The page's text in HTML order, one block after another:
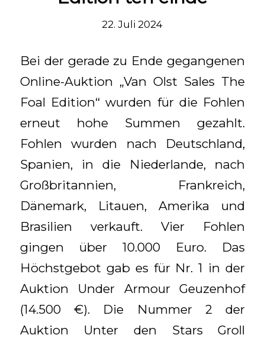
22. Juli 2024
Bei der gerade zu Ende gegangenen
Online-Auktion „Van Olst Sales The
Foal Edition“ wurden für die Fohlen
erneut hohe Summen gezahlt.
Fohlen wurden nach Deutschland,
Spanien, in die Niederlande, nach
Großbritannien, Frankreich,
Dänemark, Litauen, Amerika und
Brasilien verkauft. Vier Fohlen
gingen über 10.000 Euro. Das
Höchstgebot gab es für Nr. 1 in der
Auktion Under Armour Geuzenhof
(14.500 €). Die Nummer 2 der
Auktion Unter den Stars Groll